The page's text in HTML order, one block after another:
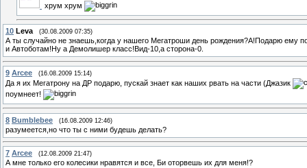
хрум хрум
10 Leva (30.08.2009 07:35)
А ты случайно не знаешь,когда у нашего Мегатроши день рождения?А!Подарю ему
и Автоботам!Ну а Демолишер класс!Вид-10,а сторона-0.
9 Arcee (16.08.2009 15:14)
Да я их Мегатрону на ДР подарю, пускай знает как наших рвать на части (Джазик
поумнеет!
8 Bumblebee (16.08.2009 12:46)
разумеется,но что ты с ними будешь делать?
7 Arcee (12.08.2009 21:47)
А мне только его колесики нравятся и все, Би оторвешь их для меня!?